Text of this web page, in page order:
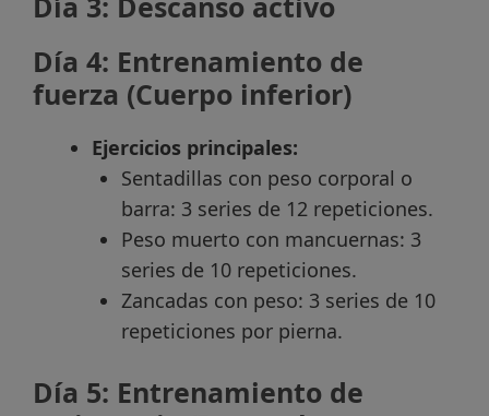
Día 4: Entrenamiento de
fuerza (Cuerpo inferior)
Ejercicios principales:
Sentadillas con peso corporal o
barra: 3 series de 12 repeticiones.
Peso muerto con mancuernas: 3
series de 10 repeticiones.
Zancadas con peso: 3 series de 10
repeticiones por pierna.
Día 5: Entrenamiento de